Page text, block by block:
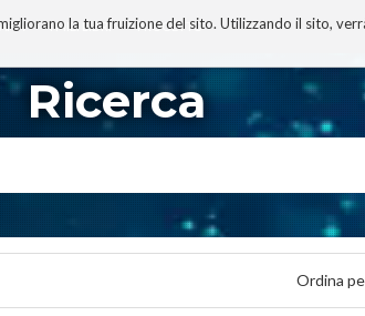
la tua fruizione del sito. Utilizzando il sito,
I MIEI LIBRI PROGETTO
Ricerca
Ordina